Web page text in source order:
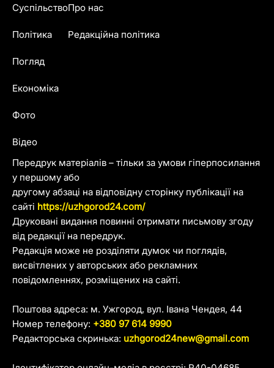
Передрук матеріалів – тільки за умови гіперпосилання
у першому або
другому абзаці на відповідну сторінку публікації на
сайті https://uzhgorod24.com/
Друковані видання повинні отримати письмову згоду
від редакції на передрук.
Редакція може не розділяти думок чи поглядів,
висвітлених у авторських або рекламних
повідомленнях, розміщених на сайті.
Поштова адреса: м. Ужгород, вул. Івана Чендея, 44
Номер телефону: +380 97 614 9990
Редакторська скринька: uzhgorod24new@gmail.com
Суспільство
Політика
Погляд
Економіка
Фото
Відео
Про нас
Редакційна політика